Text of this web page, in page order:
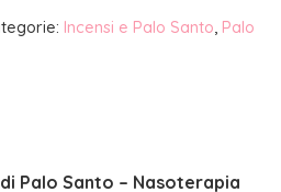
Incensi e Palo Santo, Palo
di Palo Santo – Nasoterapia